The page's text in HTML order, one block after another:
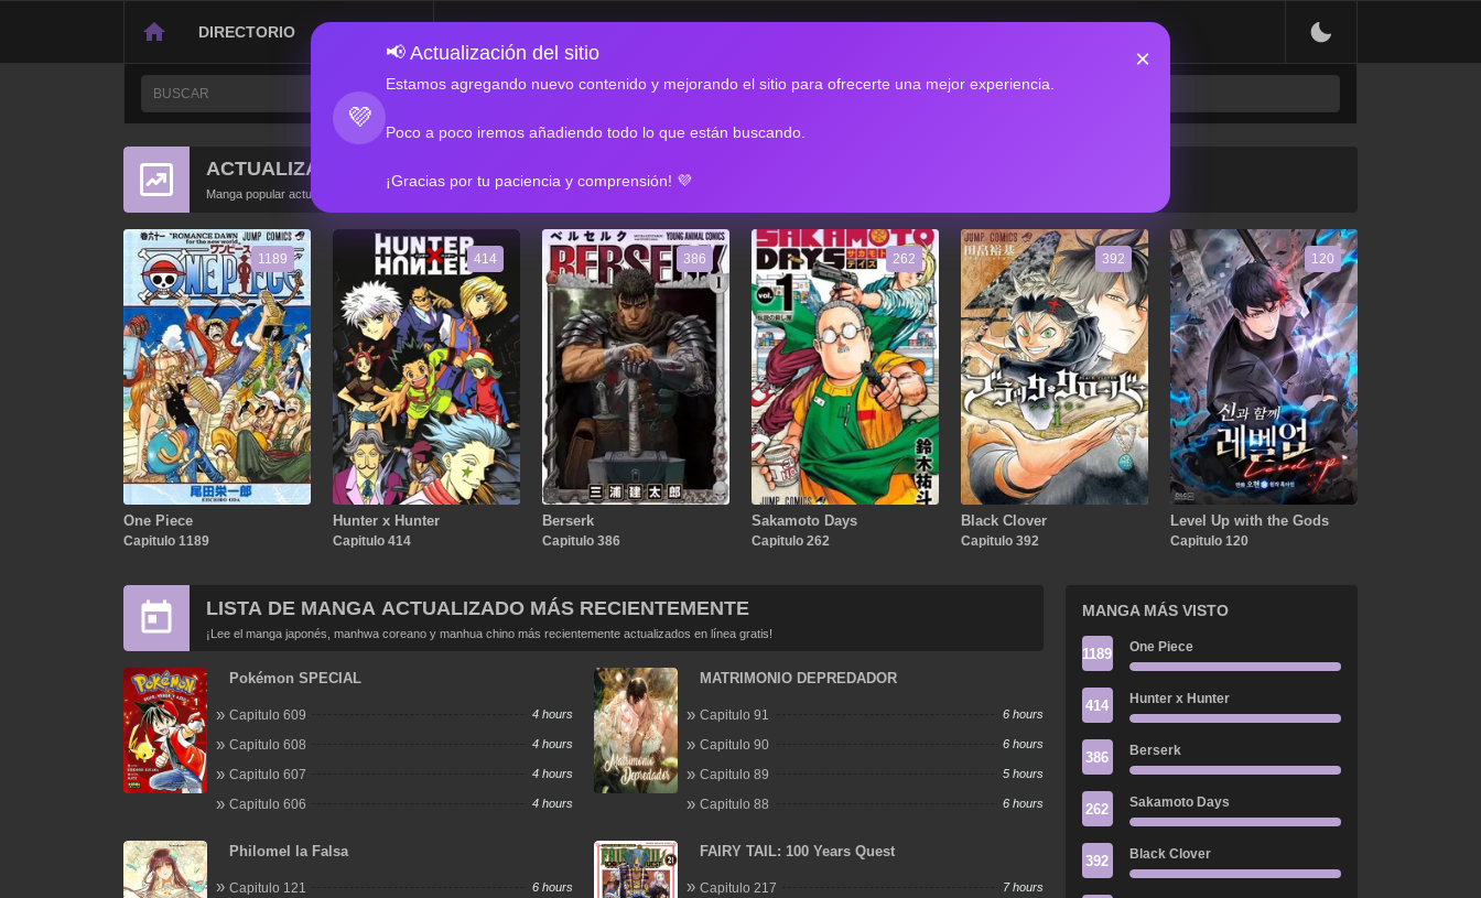
DIRECTORIO
💜
📢 Actualización del sitio
Estamos agregando nuevo contenido y mejorando el sitio para ofrecerte una mejor experiencia.
Poco a poco iremos añadiendo todo lo que están buscando.
¡Gracias por tu paciencia y comprensión! 💜
×
ACTUALIZACIONES POPULARES
Manga popular actualizado recientemente
1189
One Piece
Capitulo 1189
414
Hunter x Hunter
Capitulo 414
386
Berserk
Capitulo 386
262
Sakamoto Days
Capitulo 262
392
Black Clover
Capitulo 392
120
Level Up with the Gods
Capitulo 120
LISTA DE MANGA ACTUALIZADO MÁS RECIENTEMENTE
¡Lee el manga japonés, manhwa coreano y manhua chino más recientemente actualizados en línea gratis!
Pokémon SPECIAL
Capitulo 609 4 hours
Capitulo 608 4 hours
Capitulo 607 4 hours
Capitulo 606 4 hours
MATRIMONIO DEPREDADOR
Capitulo 91 6 hours
Capitulo 90 6 hours
Capitulo 89 5 hours
Capitulo 88 6 hours
Philomel la Falsa
Capitulo 121 6 hours
FAIRY TAIL: 100 Years Quest
Capitulo 217 7 hours
MANGA MÁS VISTO
1189 One Piece
414 Hunter x Hunter
386 Berserk
262 Sakamoto Days
392 Black Clover